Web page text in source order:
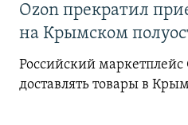
Ozon прекратил
на Крымском
Российский маркетплейс
доставлять товары в